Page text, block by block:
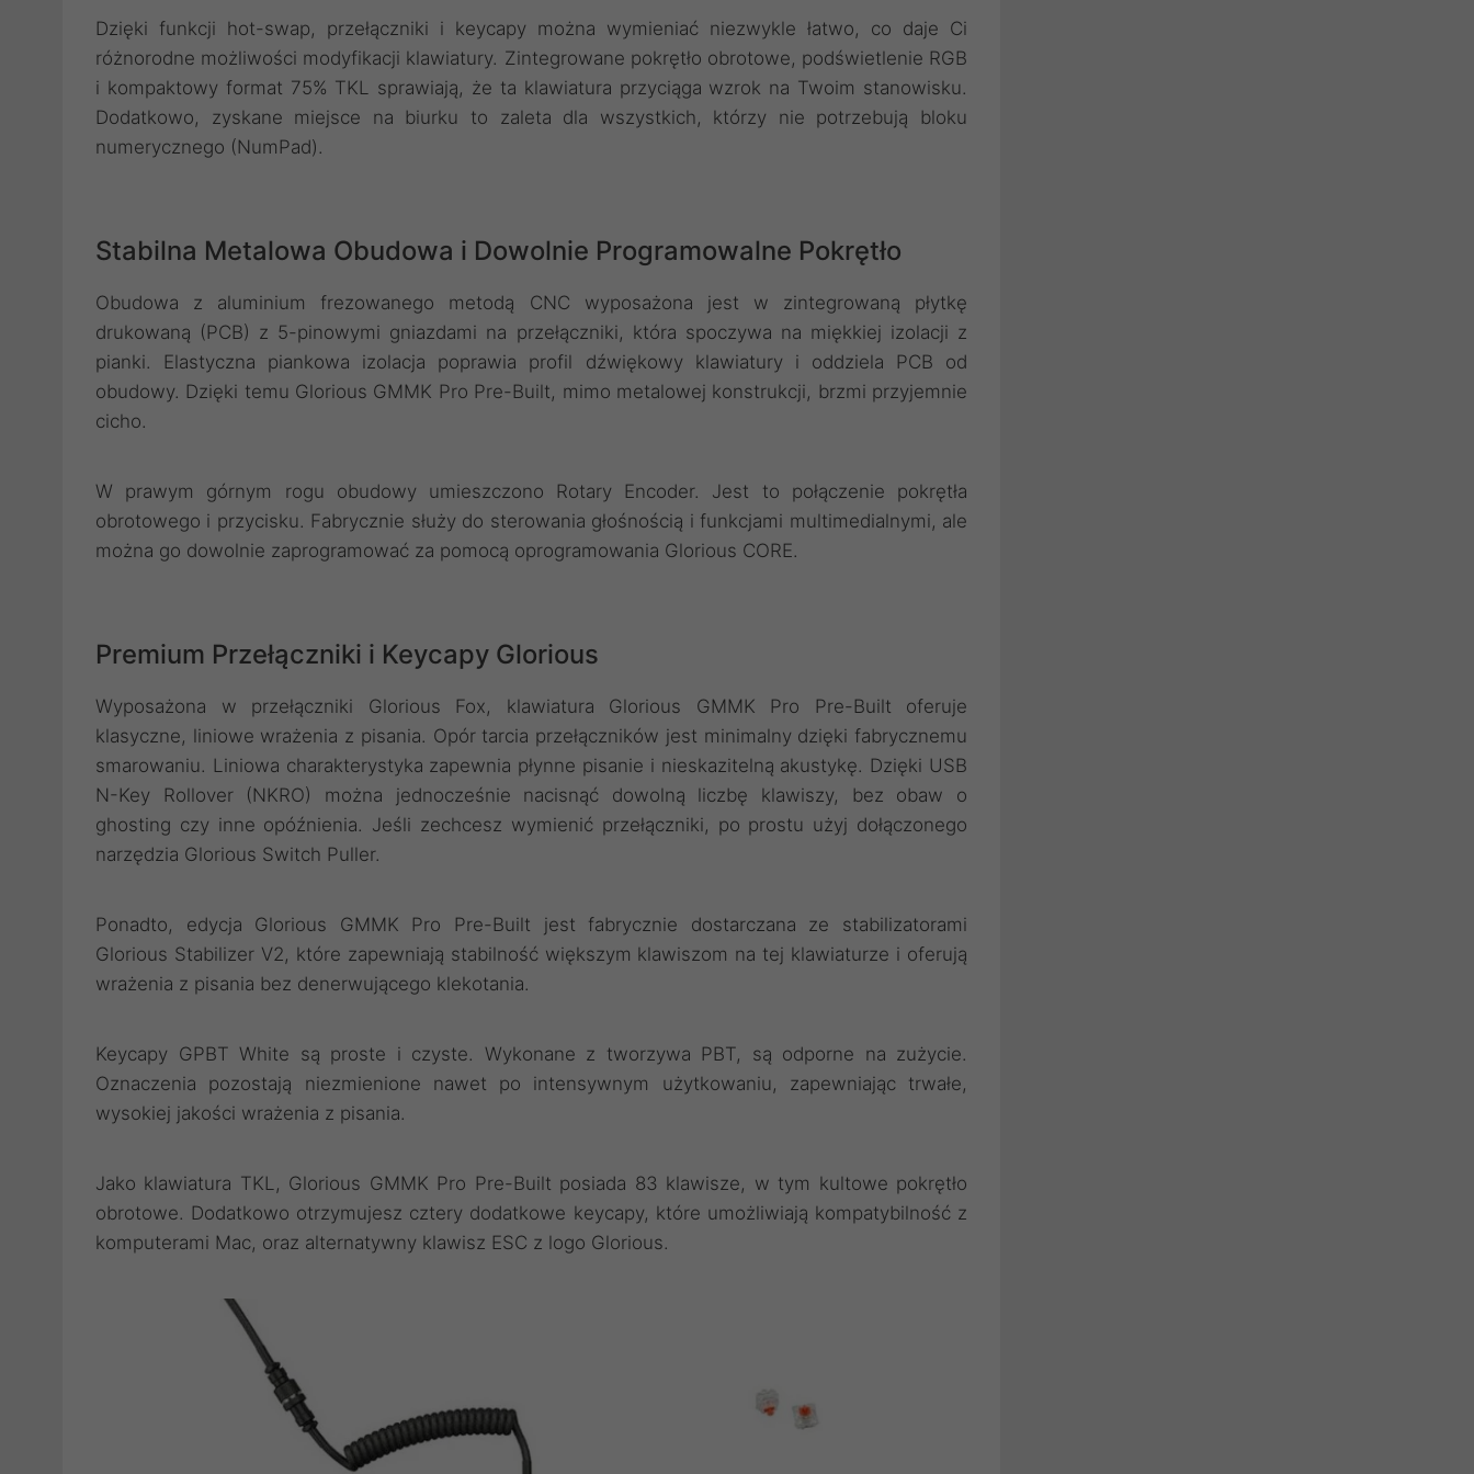
Dzięki funkcji hot-swap, przełączniki i keycapy można wymieniać niezwykle łatwo, co daje Ci
różnorodne możliwości modyfikacji klawiatury. Zintegrowane pokrętło obrotowe, podświetlenie RGB
i kompaktowy format 75% TKL sprawiają, że ta klawiatura przyciąga wzrok na Twoim stanowisku.
Dodatkowo, zyskane miejsce na biurku to zaleta dla wszystkich, którzy nie potrzebują bloku
numerycznego (NumPad).
Stabilna Metalowa Obudowa i Dowolnie Programowalne Pokrętło
Obudowa z aluminium frezowanego metodą CNC wyposażona jest w zintegrowaną płytkę
drukowaną (PCB) z 5-pinowymi gniazdami na przełączniki, która spoczywa na miękkiej izolacji z
pianki. Elastyczna piankowa izolacja poprawia profil dźwiękowy klawiatury i oddziela PCB od
obudowy. Dzięki temu Glorious GMMK Pro Pre-Built, mimo metalowej konstrukcji, brzmi przyjemnie
cicho.
W prawym górnym rogu obudowy umieszczono Rotary Encoder. Jest to połączenie pokrętła
obrotowego i przycisku. Fabrycznie służy do sterowania głośnością i funkcjami multimedialnymi, ale
można go dowolnie zaprogramować za pomocą oprogramowania Glorious CORE.
Premium Przełączniki i Keycapy Glorious
Wyposażona w przełączniki Glorious Fox, klawiatura Glorious GMMK Pro Pre-Built oferuje
klasyczne, liniowe wrażenia z pisania. Opór tarcia przełączników jest minimalny dzięki fabrycznemu
smarowaniu. Liniowa charakterystyka zapewnia płynne pisanie i nieskazitelną akustykę. Dzięki USB
N-Key Rollover (NKRO) można jednocześnie nacisnąć dowolną liczbę klawiszy, bez obaw o
ghosting czy inne opóźnienia. Jeśli zechcesz wymienić przełączniki, po prostu użyj dołączonego
narzędzia Glorious Switch Puller.
Ponadto, edycja Glorious GMMK Pro Pre-Built jest fabrycznie dostarczana ze stabilizatorami
Glorious Stabilizer V2, które zapewniają stabilność większym klawiszom na tej klawiaturze i oferują
wrażenia z pisania bez denerwującego klekotania.
Keycapy GPBT White są proste i czyste. Wykonane z tworzywa PBT, są odporne na zużycie.
Oznaczenia pozostają niezmienione nawet po intensywnym użytkowaniu, zapewniając trwałe,
wysokiej jakości wrażenia z pisania.
Jako klawiatura TKL, Glorious GMMK Pro Pre-Built posiada 83 klawisze, w tym kultowe pokrętło
obrotowe. Dodatkowo otrzymujesz cztery dodatkowe keycapy, które umożliwiają kompatybilność z
komputerami Mac, oraz alternatywny klawisz ESC z logo Glorious.